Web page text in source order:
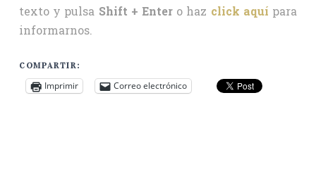
texto y pulsa Shift + Enter o haz click aquí para
informarnos.
COMPARTIR:
Imprimir Correo electrónico